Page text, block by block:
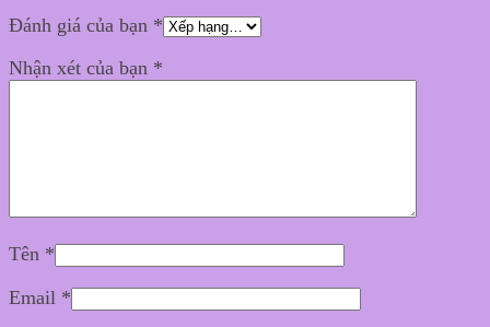
Đánh giá của bạn *
Nhận xét của bạn *
Tên *
Email *